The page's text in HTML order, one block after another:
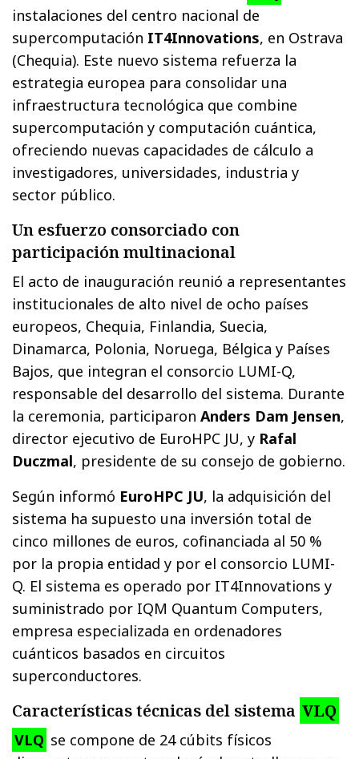
instalaciones del centro nacional de
supercomputación IT4Innovations, en Ostrava
(Chequia). Este nuevo sistema refuerza la
estrategia europea para consolidar una
infraestructura tecnológica que combine
supercomputación y computación cuántica,
ofreciendo nuevas capacidades de cálculo a
investigadores, universidades, industria y
sector público.
Un esfuerzo consorciado con
participación multinacional
El acto de inauguración reunió a representantes
institucionales de alto nivel de ocho países
europeos, Chequia, Finlandia, Suecia,
Dinamarca, Polonia, Noruega, Bélgica y Países
Bajos, que integran el consorcio LUMI-Q,
responsable del desarrollo del sistema. Durante
la ceremonia, participaronAnders Dam Jensen,
director ejecutivo de EuroHPC JU, y Rafal
Duczmal, presidente de su consejo de gobierno.
Según informó EuroHPC JU, la adquisición del
sistema ha supuesto una inversión total de
cinco millones de euros, cofinanciada al 50 %
por la propia entidad y por el consorcio LUMI-
Q. El sistema es operado por IT4Innovations y
suministrado por IQM Quantum Computers,
empresa especializada en ordenadores
cuánticos basados en circuitos
superconductores.
Características técnicas del sistema VLQ
VLQ se compone de 24 cúbits físicos